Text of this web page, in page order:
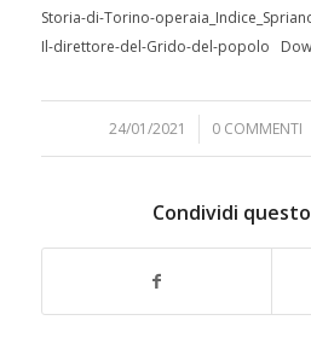
Storia-di-Torino-
Il-direttore-del-Grido-del-popolo
24/01/2021
/ 0 COMMENTI
/
Condividi